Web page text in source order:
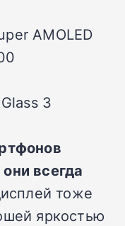
AMOLED
3
всегда
тоже
яркостью